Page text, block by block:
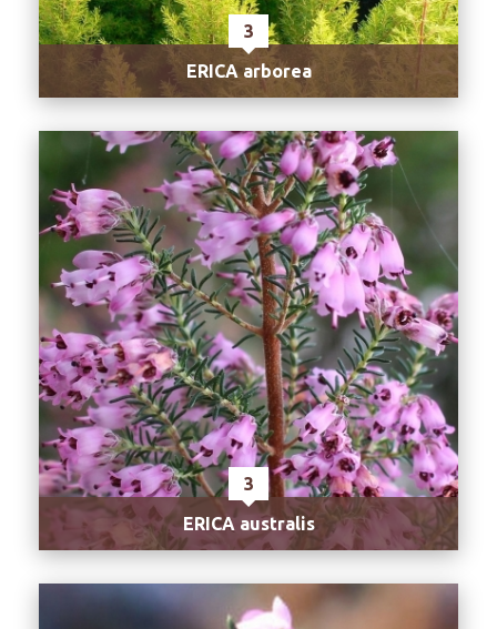
3
ERICA arborea
3
ERICA australis